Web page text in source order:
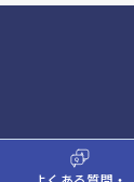
A
Q
© Japan